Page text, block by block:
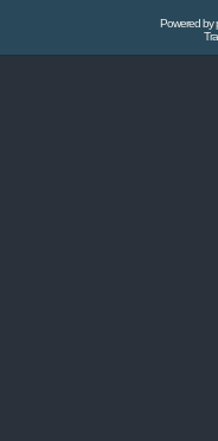
Powered by